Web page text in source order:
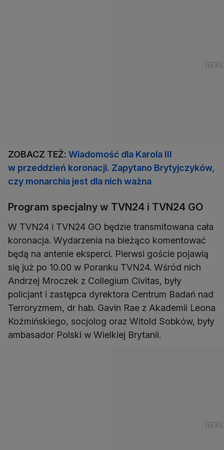
ZOBACZ TEŻ: Wiadomość dla Karola III
w przeddzień koronacji. Zapytano Brytyjczyków,
czy monarchia jest dla nich ważna
Program specjalny w TVN24 i TVN24 GO
W TVN24 i TVN24 GO będzie transmitowana cała
koronacja. Wydarzenia na bieżąco komentować
będą na antenie eksperci. Pierwsi goście pojawią
się już po 10.00 w Poranku TVN24. Wśród nich
Andrzej Mroczek z Collegium Civitas, były
policjant i zastępca dyrektora Centrum Badań nad
Terroryzmem, dr hab. Gavin Rae z Akademii Leona
Koźmińskiego, socjolog oraz Witold Sobków, były
ambasador Polski w Wielkiej Brytanii.